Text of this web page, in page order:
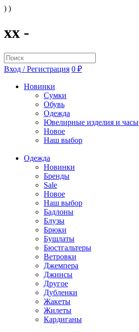
) )
xx -
Вход / Регистрация 0 ₽
Новинки
Сумки
Обувь
Одежда
Ювелирные изделия и часы
Новое
Наш выбор
Одежда
Новинки
Бренды
Sale
Новое
Наш выбор
Бадлоны
Блузы
Брюки
Бушлаты
Бюстгальтеры
Ветровки
Джемпера
Джинсы
Другое
Дубленки
Жакеты
Жилеты
Кардиганы